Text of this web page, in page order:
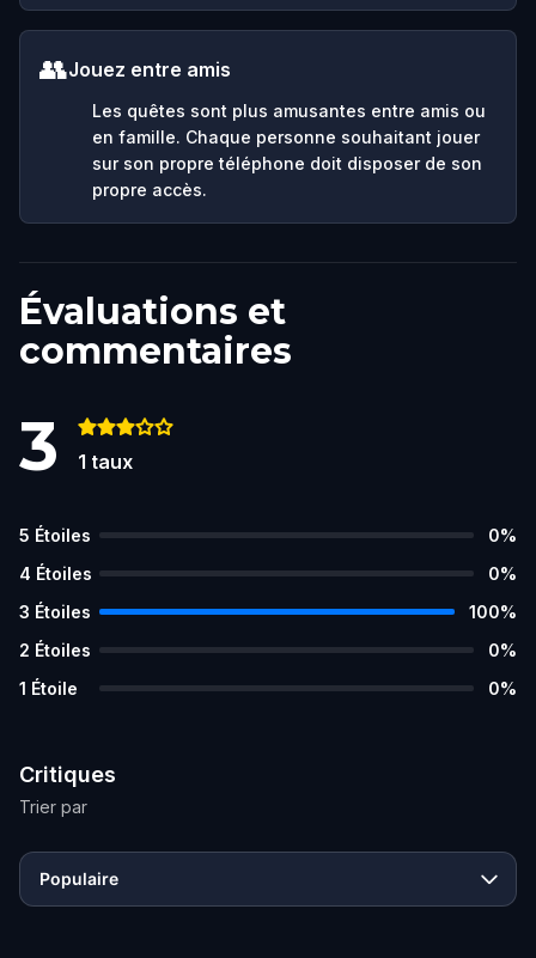
👥Jouez entre amis
Les quêtes sont plus amusantes entre amis ou
en famille. Chaque personne souhaitant jouer
sur son propre téléphone doit disposer de son
propre accès.
Évaluations et
commentaires
3 1 taux
5 Étoiles 0%
4 Étoiles 0%
3 Étoiles 100%
2 Étoiles 0%
1 Étoile 0%
Critiques
Trier par
Populaire